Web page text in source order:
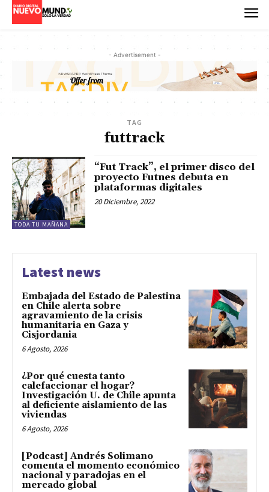
- Advertisement -
TAG
futtrack
TODA TU MAÑANA
“Fut Track”, el primer disco del
proyecto Futnes debuta en
plataformas digitales
20 Diciembre, 2022
Latest news
Embajada del Estado de Palestina
en Chile alerta sobre
agravamiento de la crisis
humanitaria en Gaza y
Cisjordania
6 Agosto, 2026
¿Por qué cuesta tanto
calefaccionar el hogar?
Investigación U. de Chile apunta
al deficiente aislamiento de las
viviendas
6 Agosto, 2026
[Podcast] Andrés Solimano
comenta el momento económico
nacional y paradojas en el
mercado global